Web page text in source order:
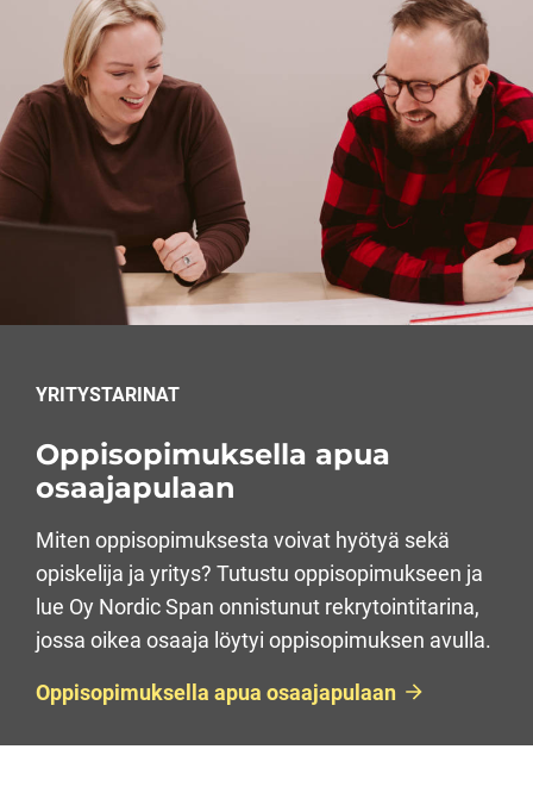
YRITYSTARINAT
Oppisopimuksella apua
osaajapulaan
Miten oppisopimuksesta voivat hyötyä sekä
opiskelija ja yritys? Tutustu oppisopimukseen ja
lue Oy Nordic Span onnistunut rekrytointitarina,
jossa oikea osaaja löytyi oppisopimuksen avulla.
Oppisopimuksella apua osaajapulaan